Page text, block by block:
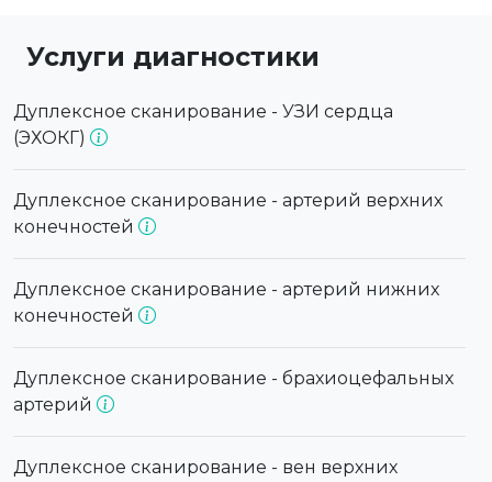
Услуги диагностики
Дуплексное сканирование - УЗИ сердца
(ЭХОКГ)
Дуплексное сканирование - артерий верхних
конечностей
Дуплексное сканирование - артерий нижних
конечностей
Дуплексное сканирование - брахиоцефальных
артерий
Дуплексное сканирование - вен верхних